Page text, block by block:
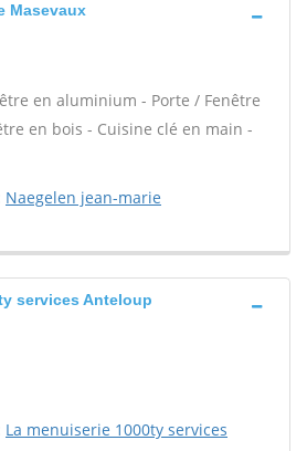
Masevaux
en aluminium - Porte / Fenêtre
en bois - Cuisine clé en main -
Naegelen jean-marie
services Anteloup
La menuiserie 1000ty services